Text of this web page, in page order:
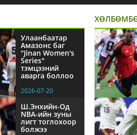
Улаанбаатар
Амазонс баг
"Jinan Women's
Series"
тэмцээний
аварга боллоо
2026-07-20
Ш.Энхийн-Од
NBА-ийн зуны
лигт тоглохоор
болжээ